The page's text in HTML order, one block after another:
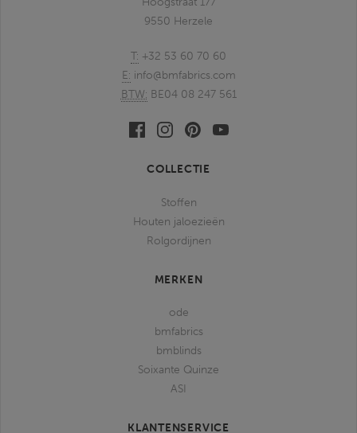
9550 Herzele
T: +32 53 60 70 60
E: info@bmfabrics.com
BTW: BE04 08 247 561
FacebookLinkedinPinterestYoutube
COLLECTIE
Stoffen
Houten jaloezieën
Rolgordijnen
MERKEN
ode
bmfabrics
bmblinds
Soixante Quinze
ASI
KLANTENSERVICE